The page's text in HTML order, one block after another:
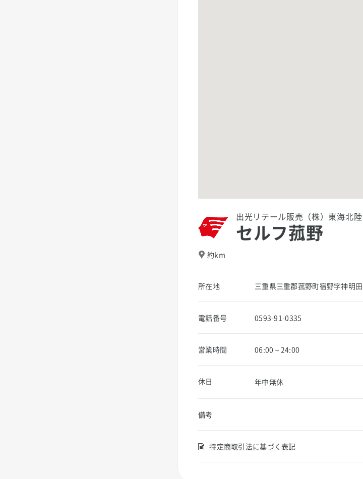
出光リテール販売（株）東海北
セルフ菰野
約km
所在地 三重県三重郡菰野町宿野字神明
電話番号 0593-91-0335
営業時間 06:00～24:00
休日 年中無休
備考
特定商取引法に基づく表記